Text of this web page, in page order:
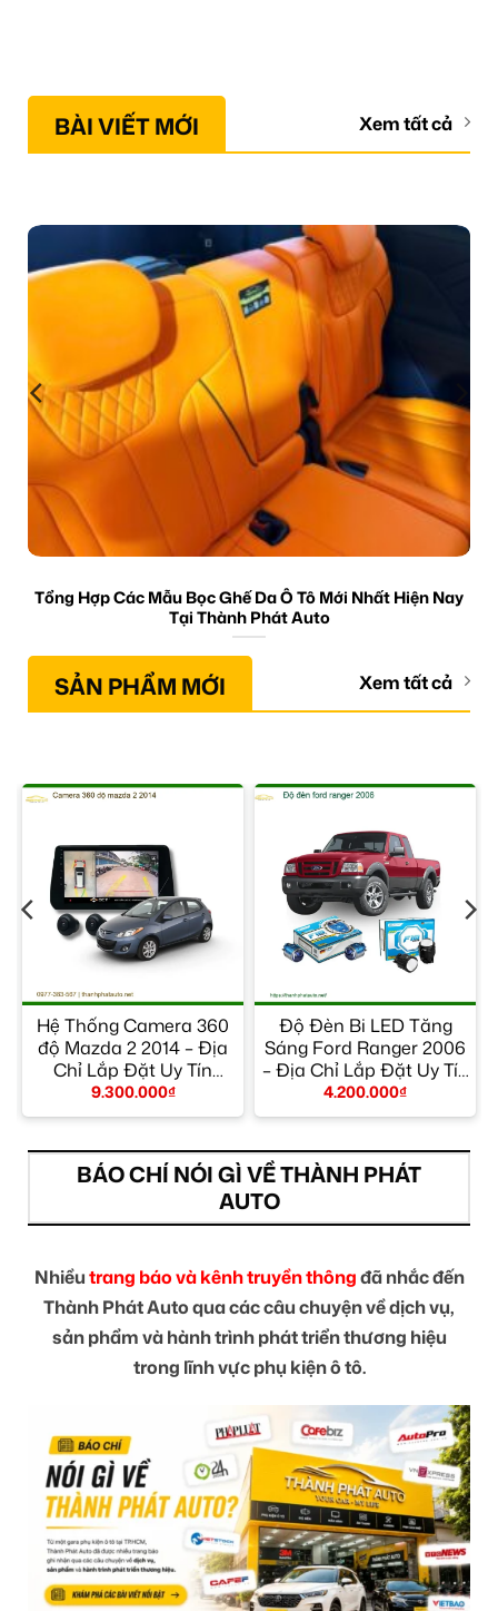
BÀI VIẾT MỚI Xem tất cả
Tổng Hợp Các Mẫu Bọc Ghế Da Ô Tô Mới Nhất Hiện Nay
Tại Thành Phát Auto
SẢN PHẨM MỚI Xem tất cả
Hệ Thống Camera 360
độ Mazda 2 2014 – Địa
Chỉ Lắp Đặt Uy Tín
TPHCM
9.300.000₫
Độ Đèn Bi LED Tăng
Sáng Ford Ranger 2006
– Địa Chỉ Lắp Đặt Uy Tín
TPHCM
4.200.000₫
BÁO CHÍ NÓI GÌ VỀ THÀNH PHÁT
AUTO
Nhiềutrang báo và kênh truyền thôngđã nhắc đến
Thành Phát Auto qua các câu chuyện về dịch vụ,
sản phẩm và hành trình phát triển thương hiệu
trong lĩnh vực phụ kiện ô tô.